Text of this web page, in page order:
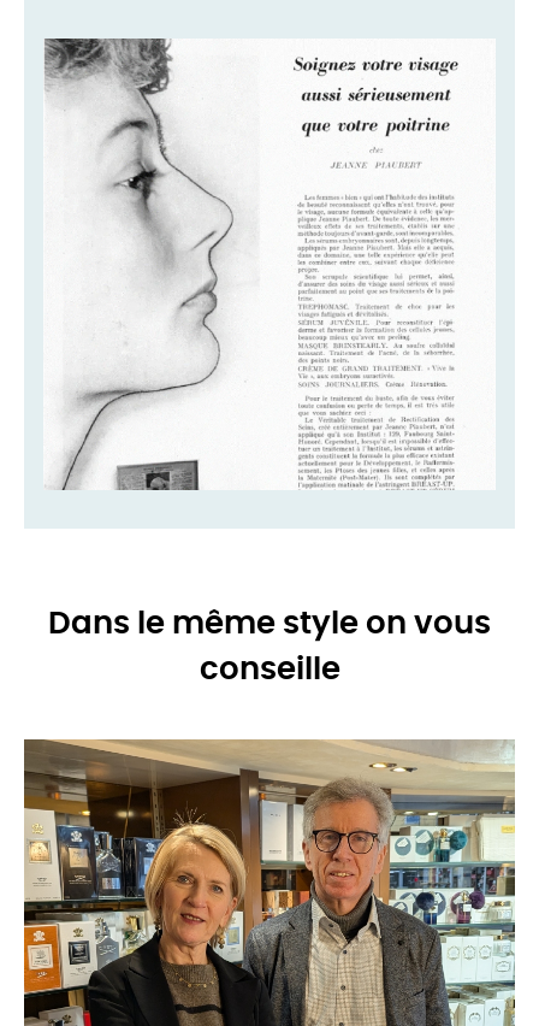
Dans le même style on vous
conseille